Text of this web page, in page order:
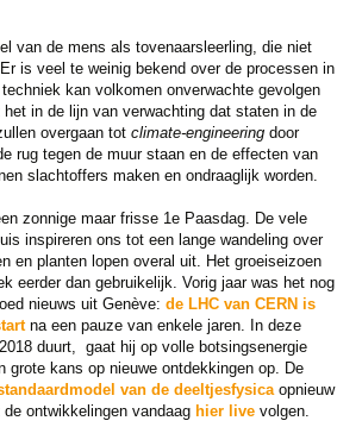
van de mens als tovenaarsleerling, die niet
is veel te weinig bekend over de processen in
kan volkomen onverwachte gevolgen
het in de lijn van verwachting dat staten in de
overgaan tot climate-engineeringdoor
rug tegen de muur staan en de effecten van
slachtoffers maken en ondraaglijk worden.
zonnige maar frisse 1e Paasdag. De vele
inspireren ons tot een lange wandeling over
en planten lopen overal uit. Het groeiseizoen
eerder dan gebruikelijk. Vorig jaar was het nog
nieuws uit Genève: de LHC van CERN is
na een pauze van enkele jaren. In deze
duurt, gaat hij op volle botsingsenergie
grote kans op nieuwe ontdekkingen op. De
van de deeltjesfysicaopnieuw
ontwikkelingen vandaaghier livevolgen.